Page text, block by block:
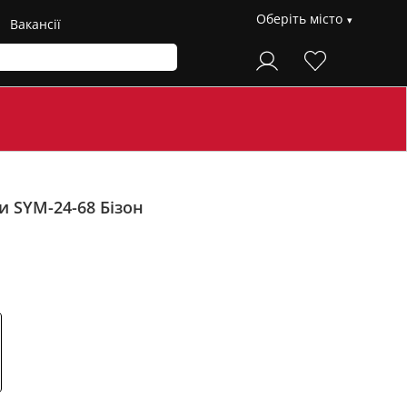
Вакансії Оберіть місто
SYM-24-68 Бізон